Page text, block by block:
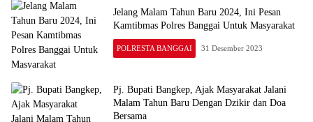
Jelang Malam Tahun Baru 2024, Ini Pesan
Kamtibmas Polres Banggai Untuk Masyarakat
POLRESTA BANGGAI 31 Desember 2023
Pj. Bupati Bangkep, Ajak Masyarakat Jalani
Malam Tahun Baru Dengan Dzikir dan Doa
Bersama